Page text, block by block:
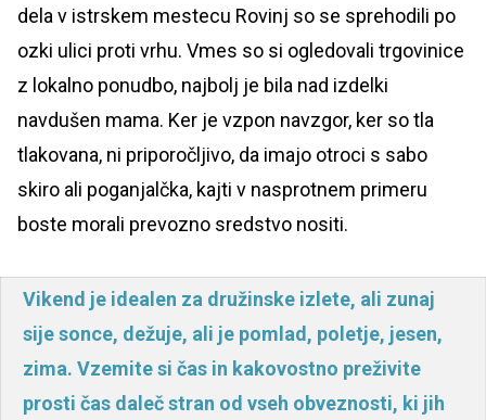
dela v istrskem mestecu Rovinj so se sprehodili po
ozki ulici proti vrhu. Vmes so si ogledovali trgovinice
z lokalno ponudbo, najbolj je bila nad izdelki
navdušen mama. Ker je vzpon navzgor, ker so tla
tlakovana, ni priporočljivo, da imajo otroci s sabo
skiro ali poganjalčka, kajti v nasprotnem primeru
boste morali prevozno sredstvo nositi.
Vikend je idealen za družinske izlete, ali zunaj
sije sonce, dežuje, ali je pomlad, poletje, jesen,
zima. Vzemite si čas in kakovostno preživite
prosti čas daleč stran od vseh obveznosti, ki jih